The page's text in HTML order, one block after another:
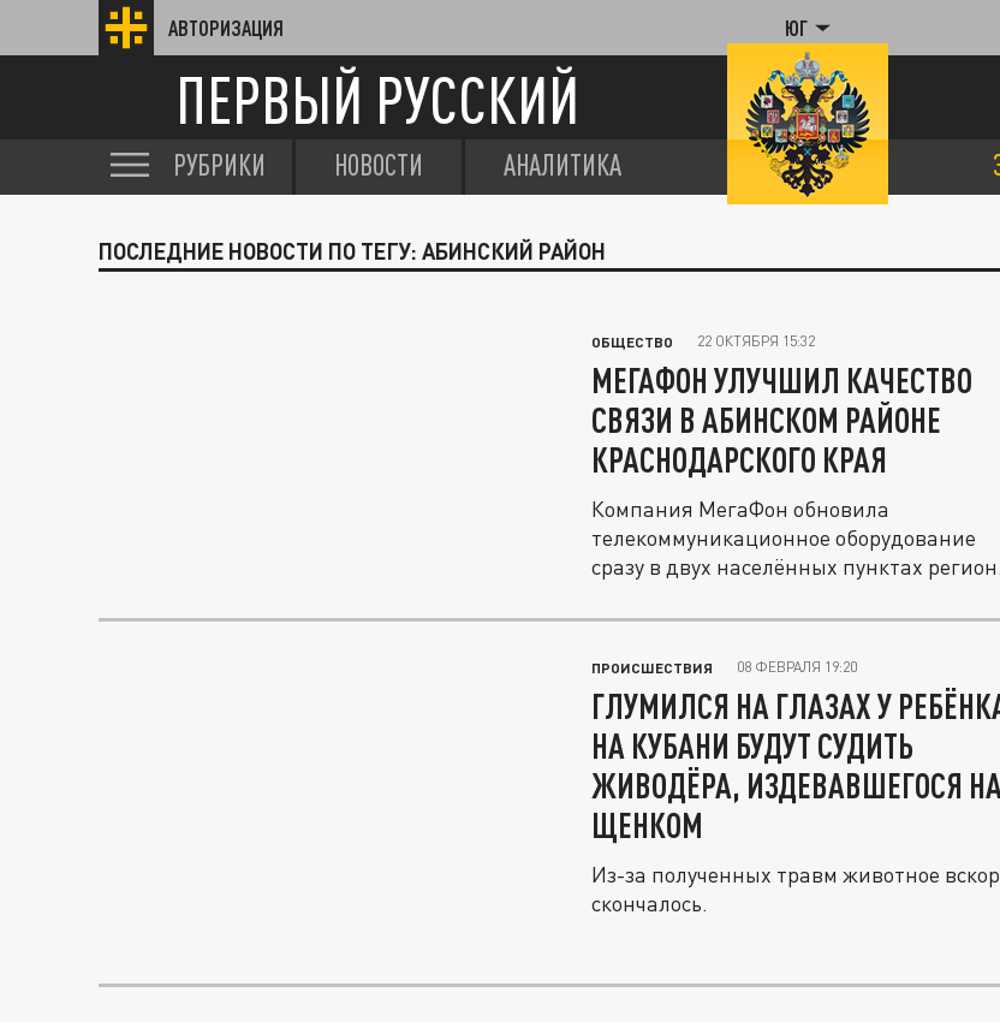
АВТОРИЗАЦИЯ ЮГ
ПЕРВЫЙ РУССКИЙ
РУБРИКИ НОВОСТИ АНАЛИТИКА
ПОСЛЕДНИЕ НОВОСТИ ПО ТЕГУ: АБИНСКИЙ РАЙОН
ОБЩЕСТВО 22 ОКТЯБРЯ 15:32
МЕГАФОН УЛУЧШИЛ КАЧЕСТВО
СВЯЗИ В АБИНСКОМ РАЙОНЕ
КРАСНОДАРСКОГО КРАЯ
Компания МегаФон обновила
телекоммуникационное оборудование
сразу в двух населённых пунктах
ПРОИСШЕСТВИЯ 08 ФЕВРАЛЯ 19:20
ГЛУМИЛСЯ НА ГЛАЗАХ У
НА КУБАНИ БУДУТ СУДИТЬ
ЖИВОДЁРА, ИЗДЕВАВШЕГОСЯ
ЩЕНКОМ
Из-за полученных травм животное
скончалось.